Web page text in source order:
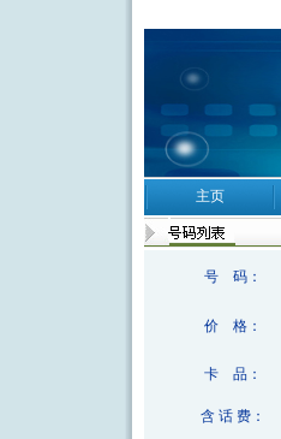
主页
号 码：
价 格：
卡 品：
含 话 费：